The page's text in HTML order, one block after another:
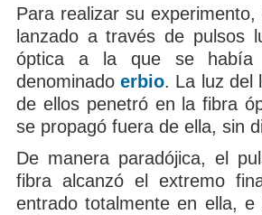
Para realizar su
lanzado a través de pulsos
óptica a la que se había
denominadoerbio. La luz del
de ellos penetró en la fibra
se propagó fuera de ella, sin
De manera paradójica, el
fibra alcanzó el extremo
entrado totalmente en ella,